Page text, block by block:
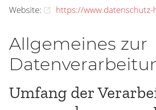
Website:
https://
Allgemeines zur
Umfang der